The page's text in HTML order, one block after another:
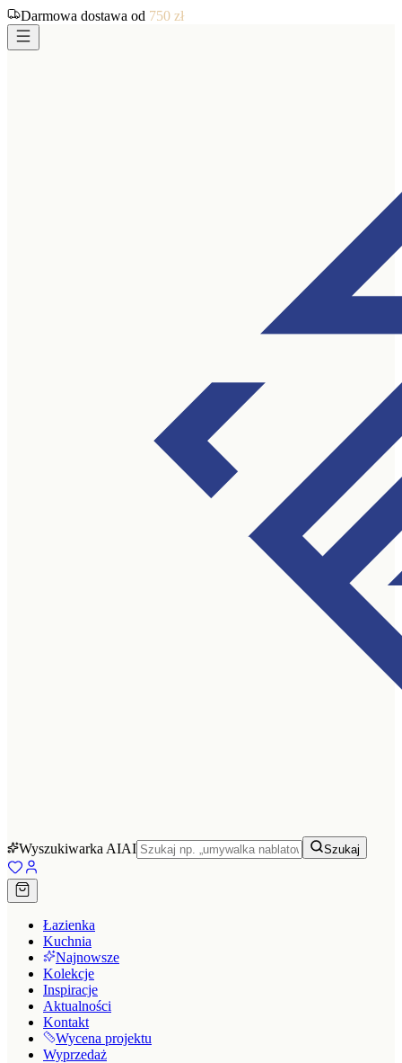
Darmowa dostawa od 750 zł
Wyszukiwarka AIAI Szukaj
Łazienka
Kuchnia
Najnowsze
Kolekcje
Inspiracje
Aktualności
Kontakt
Wycena projektu
Wyprzedaż